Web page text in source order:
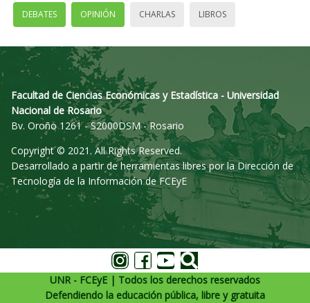
DEBATES OPINIÓN CHARLAS LIBROS
Facultad de Ciencias Económicas y Estadística - Universidad
Nacional de Rosario
Bv. Oroño 1261 - S2000DSM - Rosario
Copyright © 2021. All Rights Reserved.
Desarrollado a partir de herramientas libres por la Dirección de
Tecnología de la Información de FCEyE
UNR - FCEyE | Todos los derechos reservados
Defendiendo la educación pública, libre y gratuita